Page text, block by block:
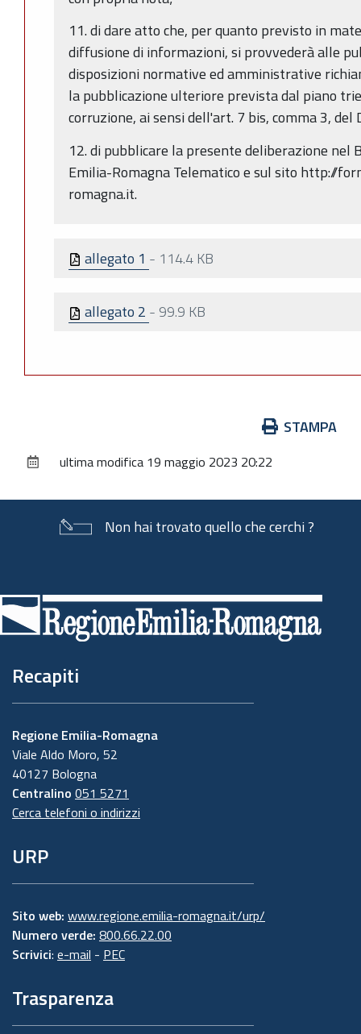
11. di dare atto che, per quanto previsto in
diffusione di informazioni, si provvederà alle
disposizioni normative ed amministrative
la pubblicazione ulteriore prevista dal piano
corruzione, ai sensi dell'art. 7 bis, comma 3, del
12. di pubblicare la presente deliberazione
Emilia-Romagna Telematico e sul sito http://
romagna.it.
allegato 1 - 114.4 KB
allegato 2 - 99.9 KB
documento
STAMPA
ultima modifica 19 maggio 2023 20:22
Non hai trovato quello che cerchi ?
di
pagina
Recapiti
Regione Emilia-Romagna
Viale Aldo Moro, 52
40127 Bologna
Centralino 051 5271
Cerca telefoni o indirizzi
URP
Sito web: www.regione.emilia-romagna.it/urp/
Numero verde: 800.66.22.00
Scrivici: e-mail - PEC
Trasparenza